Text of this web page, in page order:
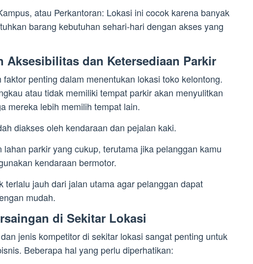
atau Perkantoran: Lokasi ini cocok karena banyak
barang kebutuhan sehari-hari dengan akses yang
Aksesibilitas dan Ketersediaan Parkir
penting dalam menentukan lokasi toko kelontong.
atau tidak memiliki tempat parkir akan menyulitkan
mereka lebih memilih tempat lain.
diakses oleh kendaraan dan pejalan kaki.
lahan parkir yang cukup, terutama jika pelanggan kamu
kendaraan bermotor.
terlalu jauh dari jalan utama agar pelanggan dapat
mudah.
di Sekitar Lokasi
jenis kompetitor di sekitar lokasi sangat penting untuk
Beberapa hal yang perlu diperhatikan: